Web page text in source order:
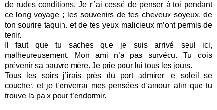
de rudes conditions. Je n’ai cessé de penser à toi pendant
ce long voyage ; les souvenirs de tes cheveux soyeux, de
ton sourire taquin, et de tes yeux malicieux m’ont permis de
tenir.
Il faut que tu saches que je suis arrivé seul ici,
malheureusement. Mon ami n’a pas survécu. Tu dois
prévenir sa pauvre mère. Je prie pour lui tous les jours.
Tous les soirs j’irais près du port admirer le soleil se
coucher, et je t’enverrai mes pensées d’amour, afin que tu
trouve la paix pour t’endormir.